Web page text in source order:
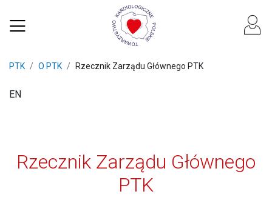
PTK O PTK Rzecznik Zarządu Głównego PTK
EN
Rzecznik Zarządu Głównego
PTK